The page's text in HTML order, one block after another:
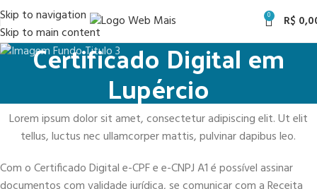
Skip to navigation
Skip to main content
0 R$
Certificado Digital em
Lupércio
Lorem ipsum dolor sit amet, consectetur adipiscing elit. Ut elit
tellus, luctus nec ullamcorper mattis, pulvinar dapibus leo.
Com o Certificado Digital e-CPF e e-CNPJ A1 é possível assinar